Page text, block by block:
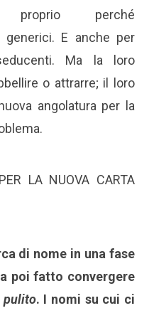
perché
E anche per
Ma la loro
o attrarre; il loro
angolatura per la
LA NUOVA CARTA
di nome in una fase
poi fatto convergere
pulito. I nomi su cui ci